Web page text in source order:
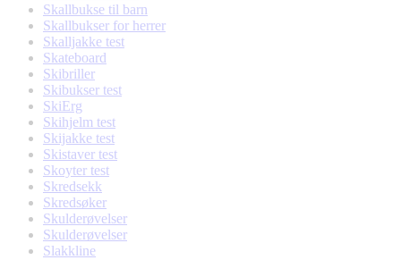
Skallbukse til barn
Skallbukser for herrer
Skalljakke test
Skateboard
Skibriller
Skibukser test
SkiErg
Skihjelm test
Skijakke test
Skistaver test
Skoyter test
Skredsekk
Skredsøker
Skulderøvelser
Skulderøvelser
Slakkline